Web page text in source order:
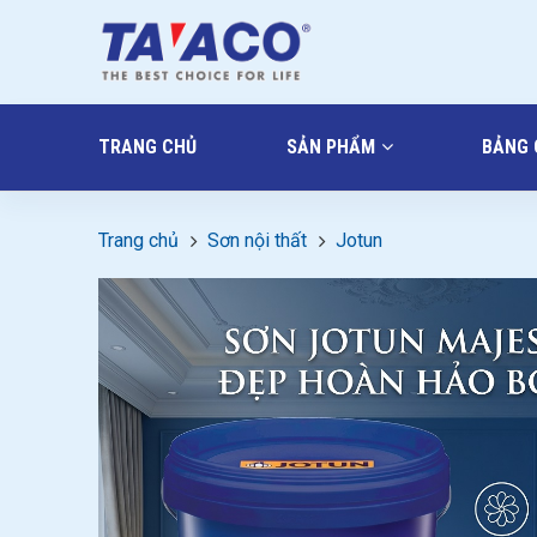
TRANG CHỦ SẢN PHẨM BẢNG
Trang chủ Sơn nội thất Jotun